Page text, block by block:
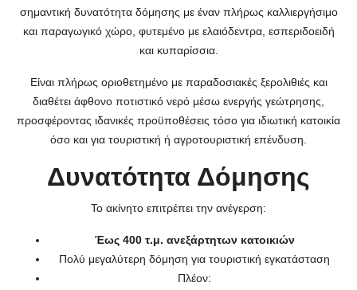
σημαντική δυνατότητα δόμησης με έναν πλήρως καλλιεργήσιμο
και παραγωγικό χώρο, φυτεμένο με ελαιόδεντρα, εσπεριδοειδή
και κυπαρίσσια.
Είναι πλήρως οριοθετημένο με παραδοσιακές ξερολιθιές και
διαθέτει άφθονο ποτιστικό νερό μέσω ενεργής γεώτρησης,
προσφέροντας ιδανικές προϋποθέσεις τόσο για ιδιωτική κατοικία
όσο και για τουριστική ή αγροτουριστική επένδυση.
Δυνατότητα Δόμησης
Το ακίνητο επιτρέπει την ανέγερση:
Έως 400 τ.μ. ανεξάρτητων κατοικιών
Πολύ μεγαλύτερη δόμηση για τουριστική εγκατάσταση
Πλέον: